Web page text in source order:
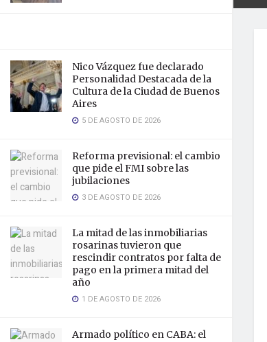
Nico Vázquez fue declarado
Personalidad Destacada de la
Cultura de la Ciudad de Buenos
Aires
5 DE AGOSTO DE 2026
Reforma previsional: el cambio
que pide el FMI sobre las
jubilaciones
3 DE AGOSTO DE 2026
La mitad de las inmobiliarias
rosarinas tuvieron que
rescindir contratos por falta de
pago en la primera mitad del
año
1 DE AGOSTO DE 2026
Armado político en CABA: el